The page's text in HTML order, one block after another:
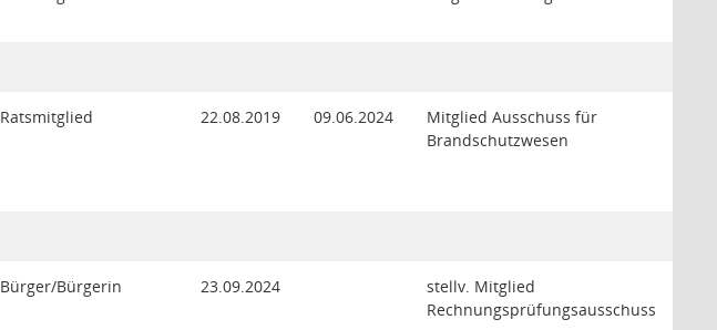
Ratsmitglied 22.08.2019 09.06.2024
Mitglied Ausschuss für
Brandschutzwesen
Bürger/Bürgerin 23.09.2024
stellv. Mitglied
Rechnungsprüfungsausschuss